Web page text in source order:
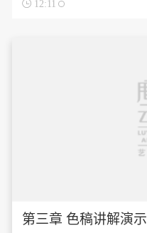
 12:11
第三章 色稿讲解演示